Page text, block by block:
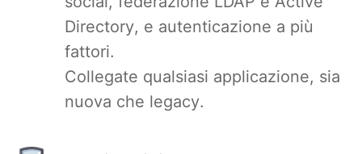
Wazuh
Directory, e autenticazione a più
fattori.
Collegate qualsiasi applicazione, sia
nuova che legacy.